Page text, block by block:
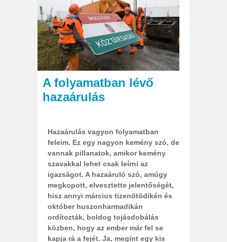
A folyamatban lévő
hazaárulás
Hazaárulás vagyon folyamatban
feleim. Ez egy nagyon kemény szó, de
vannak pillanatok, amikor kemény
szavakkal lehet csak leírni az
igazságot. A hazaáruló szó, amúgy
megkopott, elvesztette jelentőségét,
hisz annyi március tizenötödikén és
október huszonharmadikán
ordítozták, boldog tojásdobálás
közben, hogy az ember már fel se
kapja rá a fejét. Ja, megint egy kis